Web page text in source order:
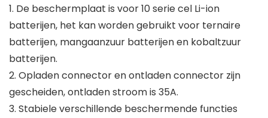
1. De beschermplaat is voor 10 serie cel Li-ion
batterijen, het kan worden gebruikt voor ternaire
batterijen, mangaanzuur batterijen en kobaltzuur
batterijen.
2. Opladen connector en ontladen connector zijn
gescheiden, ontladen stroom is 35A.
3. Stabiele verschillende beschermende functies